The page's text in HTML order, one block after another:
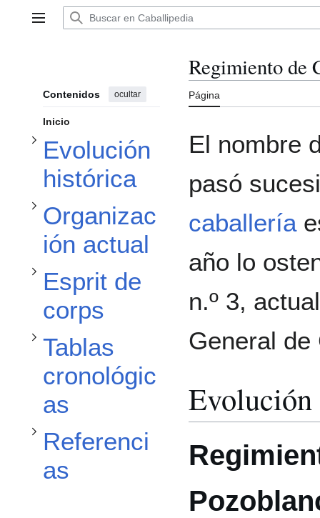
Menú principal
Contenidos ocultar
Inicio
Evolución
histórica
Alternar subsección Evolución histórica
Organizac
ión actual
Alternar subsección Organización actual
Esprit de
corps
Alternar subsección Esprit de corps
Tablas
cronológic
as
Alternar subsección Tablas cronológicas
Referenci
as
Alternar subsección Referencias
Regimiento de
Página
El nombre
pasó
caballería
año lo
n.º 3,
General de